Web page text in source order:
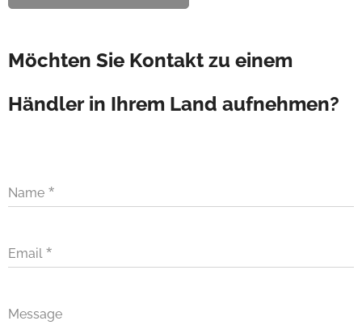
Möchten Sie Kontakt zu einem
Händler in Ihrem Land aufnehmen?
Name
Email
Message